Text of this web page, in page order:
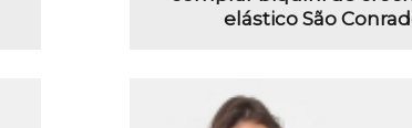
elástico São